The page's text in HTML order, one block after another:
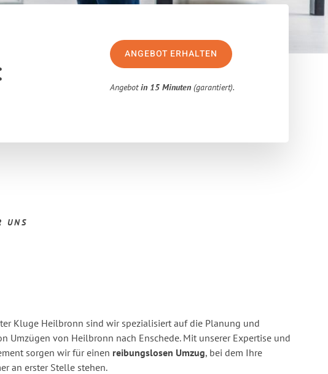
ANGEBOT ERHALTEN
Angebotin 15 Minuten (garantiert).
UNS
Kluge Heilbronn sind wir spezialisiert auf die Planung und
Umzügen von Heilbronn nach Enschede. Mit unserer Expertise und
sorgen wir für einen reibungslosen Umzug, bei dem Ihre
an erster Stelle stehen.